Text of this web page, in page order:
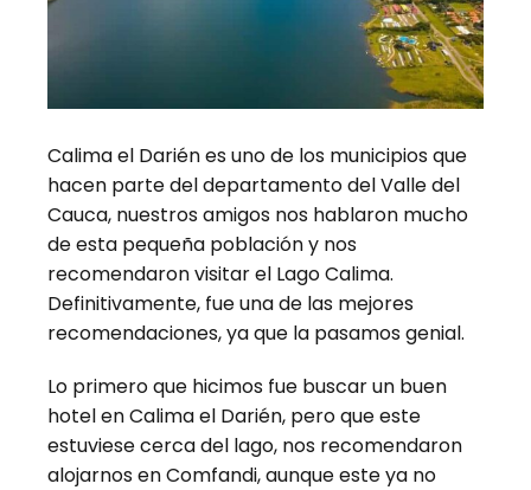
Calima el Darién es uno de los municipios que
hacen parte del departamento del Valle del
Cauca, nuestros amigos nos hablaron mucho
de esta pequeña población y nos
recomendaron visitar el Lago Calima.
Definitivamente, fue una de las mejores
recomendaciones, ya que la pasamos genial.
Lo primero que hicimos fue buscar un buen
hotel en Calima el Darién, pero que este
estuviese cerca del lago, nos recomendaron
alojarnos en Comfandi, aunque este ya no